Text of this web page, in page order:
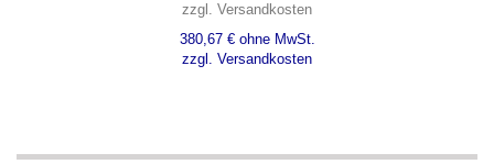
zzgl. Versandkosten
380,67 € ohne MwSt.
zzgl. Versandkosten